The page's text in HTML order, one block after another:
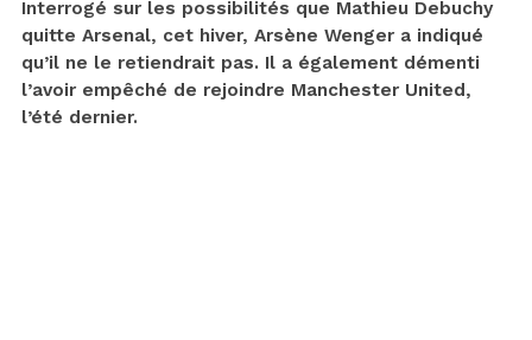
Interrogé sur les possibilités que Mathieu Debuchy
quitte Arsenal, cet hiver, Arsène Wenger a indiqué
qu’il ne le retiendrait pas. Il a également démenti
l’avoir empêché de rejoindre Manchester United,
l’été dernier.